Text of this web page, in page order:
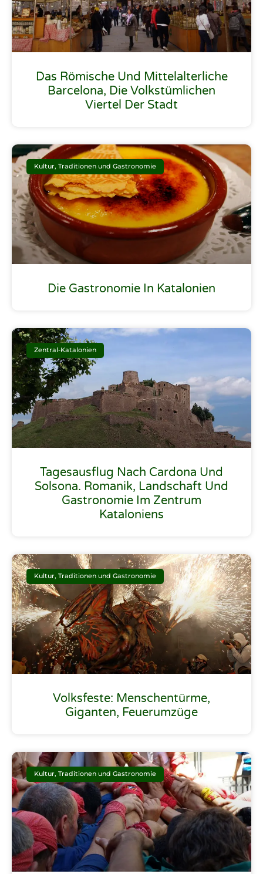
Das Römische Und Mittelalterliche
Barcelona, Die Volkstümlichen
Viertel Der Stadt
Kultur, Traditionen und Gastronomie
Die Gastronomie In Katalonien
Zentral-Katalonien
Tagesausflug Nach Cardona Und
Solsona. Romanik, Landschaft Und
Gastronomie Im Zentrum
Kataloniens
Kultur, Traditionen und Gastronomie
Volksfeste: Menschentürme,
Giganten, Feuerumzüge
Kultur, Traditionen und Gastronomie